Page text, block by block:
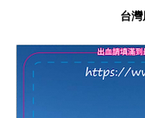
台灣